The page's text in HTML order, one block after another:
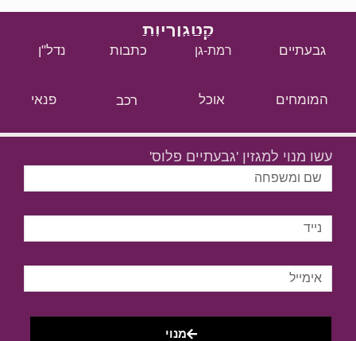
קטגוריות
גבעתיים רמת-גן כתבות נדל"ן
המומחים אוכל רכב פנאי
עשו מנוי למגזין 'גבעתיים פלוס'
מנוי